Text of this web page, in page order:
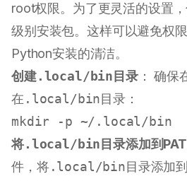
root权限。为了更灵活的设置
级别安装包。这样可以避免权
Python安装的清洁。
创建.local/bin 目录： 确保
在 .local/bin目录：
mkdir
将.local/bin 目录添加到
件，将.local/bin目录添加